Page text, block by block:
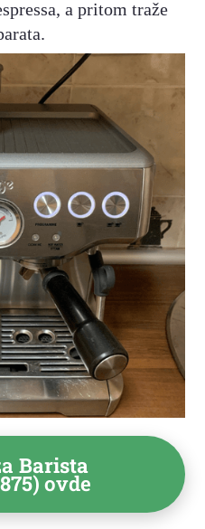
a pritom traže
Barista
ovde